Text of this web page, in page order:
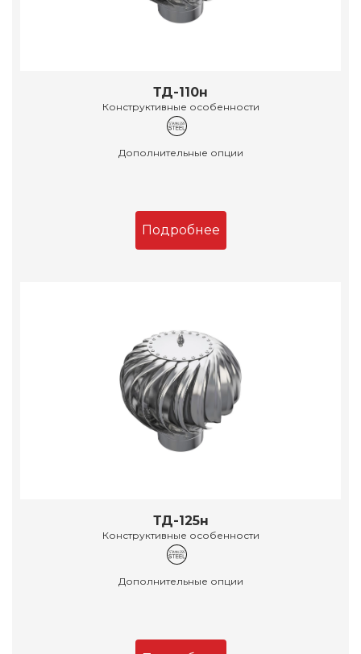
ТД-110н
Конструктивные особенности
Дополнительные опции
Подробнее
ТД-125н
Конструктивные особенности
Дополнительные опции